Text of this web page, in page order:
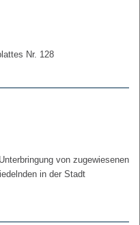
Nr. 128
von zugewiesenen
in der Stadt